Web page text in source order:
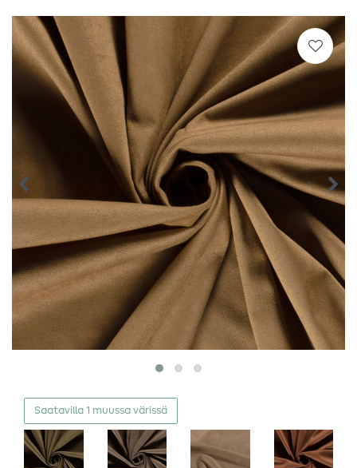
Saatavilla 1 muussa värissä